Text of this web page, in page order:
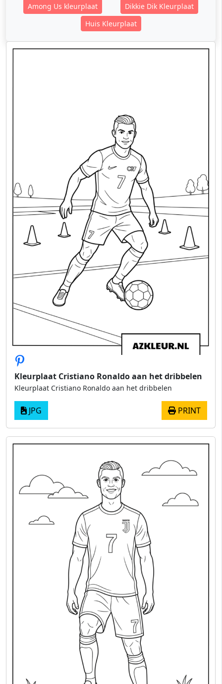
Among Us kleurplaat
Dikkie Dik Kleurplaat
Huis Kleurplaat
Kleurplaat Cristiano Ronaldo aan het dribbelen
Kleurplaat Cristiano Ronaldo aan het dribbelen
JPG PRINT